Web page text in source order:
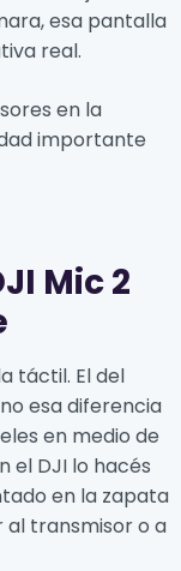
esa pantalla
real.
en la
importante
Mic 2
táctil. El del
esa diferencia
en medio de
el DJI lo hacés
en la zapata
al transmisor o a